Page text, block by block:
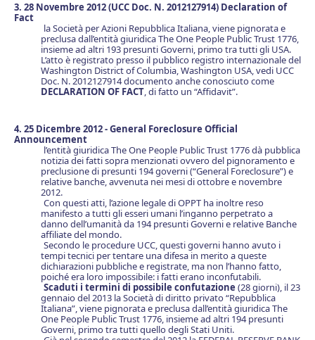
3. 28 Novembre 2012 (UCC Doc. N. 2012127914) Declaration of
Fact
la Società per Azioni Repubblica Italiana, viene pignorata e
preclusa dall’entità giuridica The One People Public Trust 1776,
insieme ad altri 193 presunti Governi, primo tra tutti gli USA.
L’atto è registrato presso il pubblico registro internazionale del
Washington District of Columbia, Washington USA, vedi UCC
Doc. N. 2012127914 documento anche conosciuto come
DECLARATION OF FACT, di fatto un “Affidavit”.
4. 25 Dicembre 2012 - General Foreclosure Official
Announcement
l’entità giuridica The One People Public Trust 1776 dà pubblica
notizia dei fatti sopra menzionati ovvero del pignoramento e
preclusione di presunti 194 governi (“General Foreclosure”) e
relative banche, avvenuta nei mesi di ottobre e novembre
2012.
Con questi atti, l’azione legale di OPPT ha inoltre reso
manifesto a tutti gli esseri umani l’inganno perpetrato a
danno dell’umanità da 194 presunti Governi e relative Banche
affiliate del mondo.
Secondo le procedure UCC, questi governi hanno avuto i
tempi tecnici per tentare una difesa in merito a queste
dichiarazioni pubbliche e registrate, ma non l’hanno fatto,
poiché era loro impossibile: i fatti erano inconfutabili.
Scaduti i termini di possibile confutazione (28 giorni), il 23
gennaio del 2013 la Società di diritto privato “Repubblica
Italiana”, viene pignorata e preclusa dall’entità giuridica The
One People Public Trust 1776, insieme ad altri 194 presunti
Governi, primo tra tutti quello degli Stati Uniti.